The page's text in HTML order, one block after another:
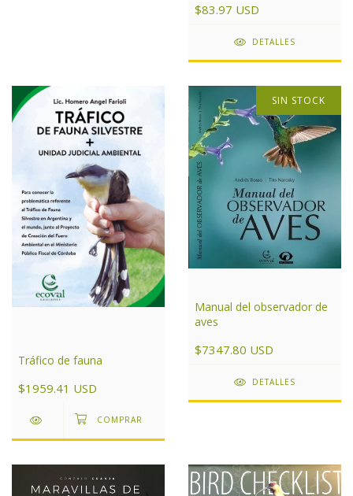
$83.97 USD
DETALLES
Tráfico de fauna
$1959.41 USD
SIN STOCK
Manual del observador de
aves
$7347.80 USD
DETALLES